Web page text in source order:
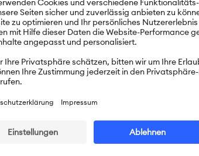
Kinder werden bei uns mit sechs Jahren
nach der 12. Klasse mit der Hochschulreife.
an unserer Schule
um möglichst vielen Schülerinnen